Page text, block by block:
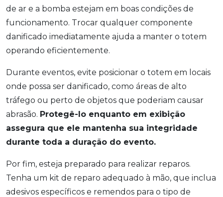
de ar e a bomba estejam em boas condições de
funcionamento. Trocar qualquer componente
danificado imediatamente ajuda a manter o totem
operando eficientemente.
Durante eventos, evite posicionar o totem em locais
onde possa ser danificado, como áreas de alto
tráfego ou perto de objetos que poderiam causar
abrasão. Protegê-lo enquanto em exibição
assegura que ele mantenha sua integridade
durante toda a duração do evento.
Por fim, esteja preparado para realizar reparos.
Tenha um kit de reparo adequado à mão, que inclua
adesivos específicos e remendos para o tipo de